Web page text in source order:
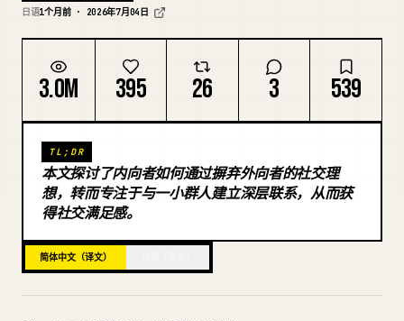
技能
提示词
下载
博客
日语1个月前 · 2026年7月04日
3.0M 395 26 3 539
TL;DR
本文探讨了内向者如何通过摒弃外向者的社交理
想，转而专注于与一小群人建立深层联系，从而获
得社交满足感。
简体中文（译文）